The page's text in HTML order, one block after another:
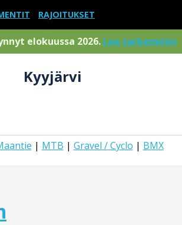
RAJOITUKSET
elokuussa 2026. Lue tarkemmin
Kyyjärvi
| MTB | Gravel / Cyclo | BMX